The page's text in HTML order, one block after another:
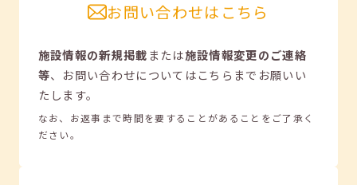
お問い合わせはこちら
施設情報の新規掲載または施設情報変更のご連絡
等、 お問い合わせについてはこちらまでお願いい
たします。
なお、お返事まで時間を要することがあることをご了承く
ださい。